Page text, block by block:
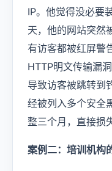
IP。他觉得没必要
天，他的网站突然
有访客都被红屏警
HTTP明文传输漏
导致访客被跳转到
经被列入多个安全
整三个月，直接损
案例二：培训机构